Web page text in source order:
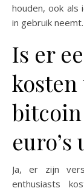
houden, ook als
in gebruik neemt.
Is er
kosten
Ja, er zijn
enthusiasts